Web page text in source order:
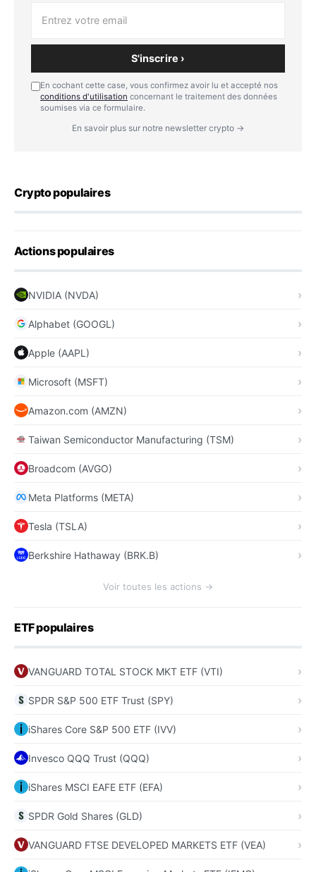
S'inscrire ›
En cochant cette case, vous confirmez avoir lu et accepté nos
conditions d'utilisation concernant le traitement des données
soumises via ce formulaire.
En savoir plus sur notre newsletter crypto →
Crypto populaires
Actions populaires
NVIDIA (NVDA)
Alphabet (GOOGL)
Apple (AAPL)
Microsoft (MSFT)
Amazon.com (AMZN)
Taiwan Semiconductor Manufacturing (TSM)
Broadcom (AVGO)
Meta Platforms (META)
Tesla (TSLA)
Berkshire Hathaway (BRK.B)
Voir toutes les actions →
ETF populaires
VANGUARD TOTAL STOCK MKT ETF (VTI)
SPDR S&P 500 ETF Trust (SPY)
iShares Core S&P 500 ETF (IVV)
Invesco QQQ Trust (QQQ)
iShares MSCI EAFE ETF (EFA)
SPDR Gold Shares (GLD)
VANGUARD FTSE DEVELOPED MARKETS ETF (VEA)